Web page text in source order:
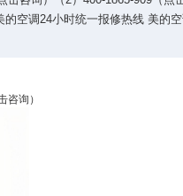
的空调24小时统一报修热线 美的
咨询）